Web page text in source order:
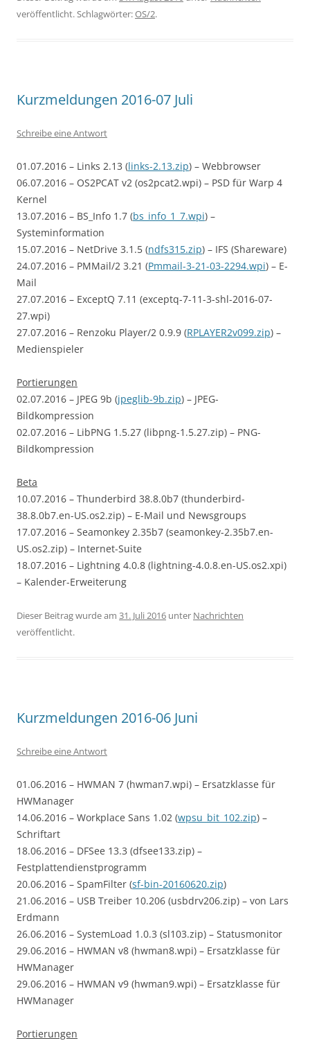
veröffentlicht. Schlagwörter:OS/2.
Kurzmeldungen 2016-07 Juli
Schreibe eine Antwort
01.07.2016 – Links 2.13 (links-2.13.zip) – Webbrowser
06.07.2016 – OS2PCAT v2 (os2pcat2.wpi) – PSD für Warp 4
Kernel
13.07.2016 – BS_Info 1.7 (bs_info_1_7.wpi) –
Systeminformation
15.07.2016 – NetDrive 3.1.5 (ndfs315.zip) – IFS (Shareware)
24.07.2016 – PMMail/2 3.21 (Pmmail-3-21-03-2294.wpi) – E-
Mail
27.07.2016 – ExceptQ 7.11 (exceptq-7-11-3-shl-2016-07-
27.wpi)
27.07.2016 – Renzoku Player/2 0.9.9 (RPLAYER2v099.zip) –
Medienspieler
Portierungen
02.07.2016 – JPEG 9b (jpeglib-9b.zip) – JPEG-
Bildkompression
02.07.2016 – LibPNG 1.5.27 (libpng-1.5.27.zip) – PNG-
Bildkompression
Beta
10.07.2016 – Thunderbird 38.8.0b7 (thunderbird-
38.8.0b7.en-US.os2.zip) – E-Mail und Newsgroups
17.07.2016 – Seamonkey 2.35b7 (seamonkey-2.35b7.en-
US.os2.zip) – Internet-Suite
18.07.2016 – Lightning 4.0.8 (lightning-4.0.8.en-US.os2.xpi)
– Kalender-Erweiterung
Dieser Beitrag wurde am 31. Juli 2016 unter Nachrichten
veröffentlicht.
Kurzmeldungen 2016-06 Juni
Schreibe eine Antwort
01.06.2016 – HWMAN 7 (hwman7.wpi) – Ersatzklasse für
HWManager
14.06.2016 – Workplace Sans 1.02 (wpsu_bit_102.zip) –
Schriftart
18.06.2016 – DFSee 13.3 (dfsee133.zip) –
Festplattendienstprogramm
20.06.2016 – SpamFilter (sf-bin-20160620.zip)
21.06.2016 – USB Treiber 10.206 (usbdrv206.zip) – von Lars
Erdmann
26.06.2016 – SystemLoad 1.0.3 (sl103.zip) – Statusmonitor
29.06.2016 – HWMAN v8 (hwman8.wpi) – Ersatzklasse für
HWManager
29.06.2016 – HWMAN v9 (hwman9.wpi) – Ersatzklasse für
HWManager
Portierungen